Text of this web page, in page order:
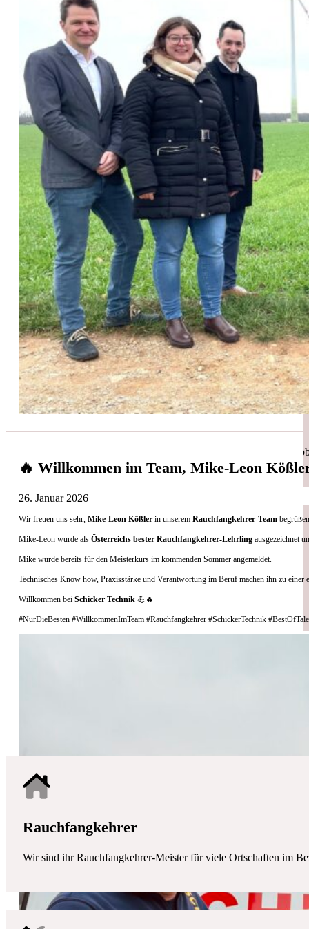
🔥 Willkommen im Team, Mike-Leon
26. Januar 2026
Wir freuen uns sehr,Mike-Leon Kößler in unseremRauchfangkehrer-Team
Mike-Leon wurde alsÖsterreichs bester Rauchfangkehrer-Lehrling ausgezeichnet
Mike wurde bereits für den Meisterkurs im kommenden Sommer angemeldet.
Technisches Know how, Praxisstärke und Verantwortung im Beruf machen ihn zu
Willkommen beiSchicker Technik 💪🔥
#NurDieBesten #WillkommenImTeam #Rauchfangkehrer #SchickerTechnik
Unsere Kunden vertrauen auf unsere langjährige Erfahrung und
Christoph Windisch
aus unseren Google-Bewertungen
Vom Anbot bis zur Fertigstellung alles rasch und
(Umbau) wurde besprochen und problemlos gelöst.
Johanna Koe
aus unseren Google-Bewertungen
Sehr freundlich! Hat alles super geklappt!
Simon Bilek
Anruf, 3 Stunden später war jemand Vorort, Problem
Thomas Gornix
aus unseren Google-Bewertungen
Nettes Team, und kompetente Beratung.
Rauchfangkehrer
Wir sind ihr Rauchfangkehrer-Meister für viele Ortschaften im